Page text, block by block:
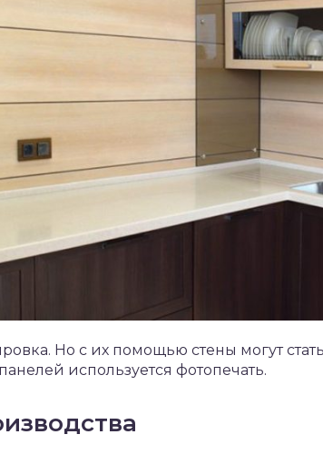
Но с их помощью стены могут
используется фотопечать.